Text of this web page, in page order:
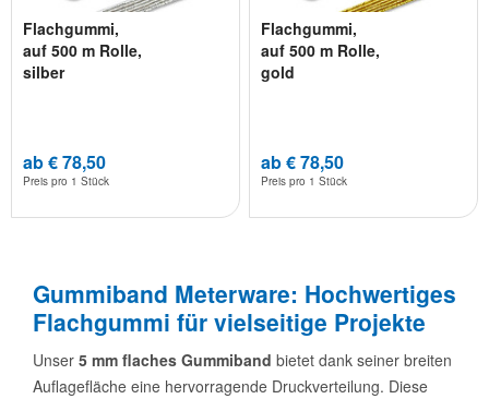
Flachgummi,
auf 500 m Rolle,
silber
ab € 78,50
Preis pro 1 Stück
Flachgummi,
auf 500 m Rolle,
gold
ab € 78,50
Preis pro 1 Stück
Gummiband Meterware: Hochwertiges
Flachgummi für vielseitige Projekte
Unser 5 mm flaches Gummiband bietet dank seiner breiten
Auflagefläche eine hervorragende Druckverteilung. Diese